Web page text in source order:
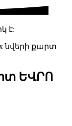
է:
նվերի քարտ
ԵՎՐՈ